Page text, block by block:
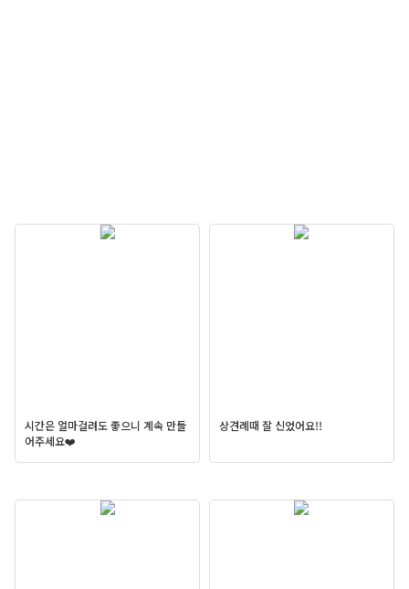
시간은 얼마걸려도 좋으니 계속 만들
어주세요❤️
상견례때 잘 신었어요!!